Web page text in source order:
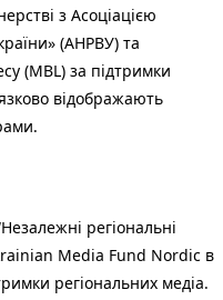
з Асоціацією
(АНРВУ) та
(MBL) за підтримки
відображають
регіональні
Media Fund Nordic в
регіональних медіа.